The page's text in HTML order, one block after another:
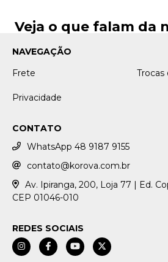
Veja o que falam da
NAVEGAÇÃO
Frete
Trocas
Privacidade
CONTATO
WhatsApp 48 9187 9155
contato@korova.com.br
Av. Ipiranga, 200, Loja 77 | Ed.
CEP 01046-010
REDES SOCIAIS